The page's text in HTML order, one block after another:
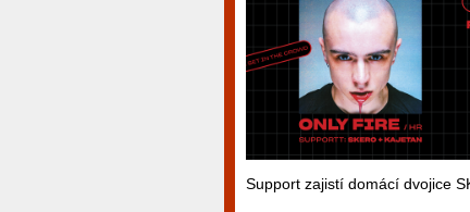
Support zajistí domácí dvojice